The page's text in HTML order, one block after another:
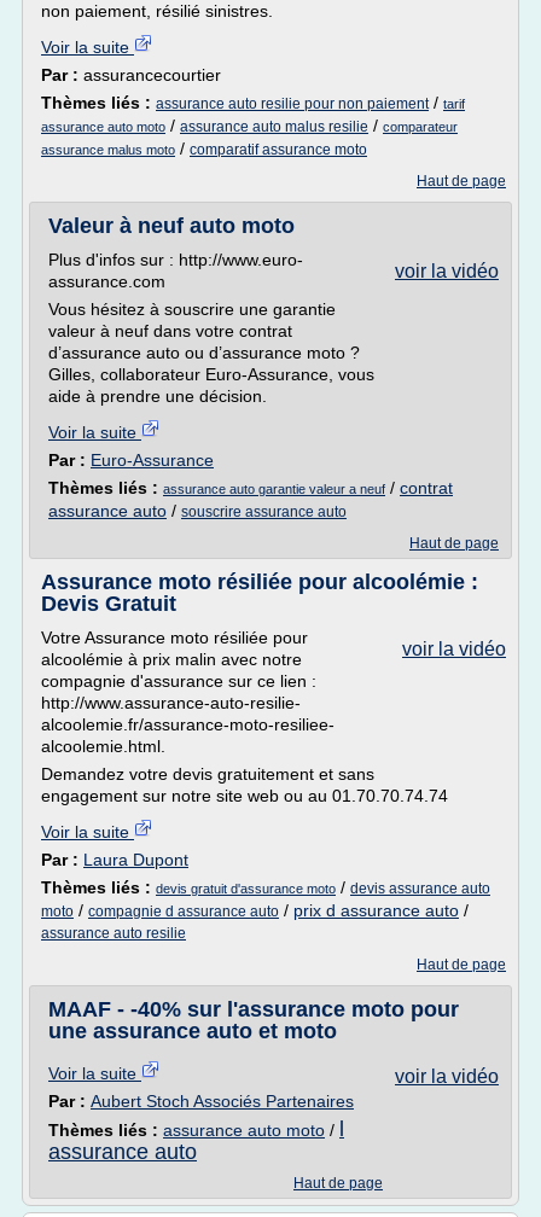
non paiement, résilié sinistres.
Voir la suite
Par : assurancecourtier
Thèmes liés : assurance auto resilie pour non paiement/ tarif
assurance auto moto / assurance auto malus resilie / comparateur
assurance malus moto / comparatif assurance moto
Haut de page
Valeur à neuf auto moto
voir la vidéo
Plus d'infos sur : http://www.euro-
assurance.com
Vous hésitez à souscrire une garantie
valeur à neuf dans votre contrat
d’assurance auto ou d’assurance moto ?
Gilles, collaborateur Euro-Assurance, vous
aide à prendre une décision.
Voir la suite
Par : Euro-Assurance
Thèmes liés : assurance auto garantie valeur a neuf / contrat
assurance auto / souscrire assurance auto
Haut de page
Assurance moto résiliée pour alcoolémie :
Devis Gratuit
voir la vidéo
Votre Assurance moto résiliée pour
alcoolémie à prix malin avec notre
compagnie d'assurance sur ce lien :
http://www.assurance-auto-resilie-
alcoolemie.fr/assurance-moto-resiliee-
alcoolemie.html.
Demandez votre devis gratuitement et sans
engagement sur notre site web ou au 01.70.70.74.74
Voir la suite
Par : Laura Dupont
Thèmes liés : devis gratuit d'assurance moto / devis assurance auto
moto / compagnie d assurance auto / prix d assurance auto /
assurance auto resilie
Haut de page
MAAF - -40% sur l'assurance moto pour
une assurance auto et moto
voir la vidéo
Voir la suite
Par : Aubert Stoch Associés Partenaires
Thèmes liés : assurance auto moto /
assurance auto
Haut de page